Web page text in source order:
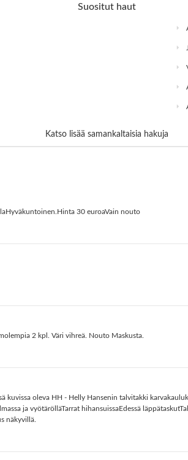
Suositut haut
Katso lisää samankaltaisia hakuja
30 euroaVain nouto
2 kpl. Väri vihreä. Nouto Maskusta.
oleva HH - Helly Hansenin talvitakki
ja vyötärölläTarrat hihansuissaEdessä
näkyvillä.